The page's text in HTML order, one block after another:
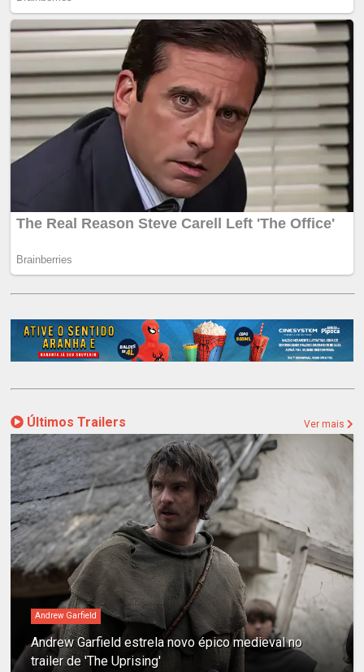
Últimos Trailers Ver mais
Andrew Garfield
Andrew Garfield estrela novo épico medieval no
trailer de 'The Uprising'